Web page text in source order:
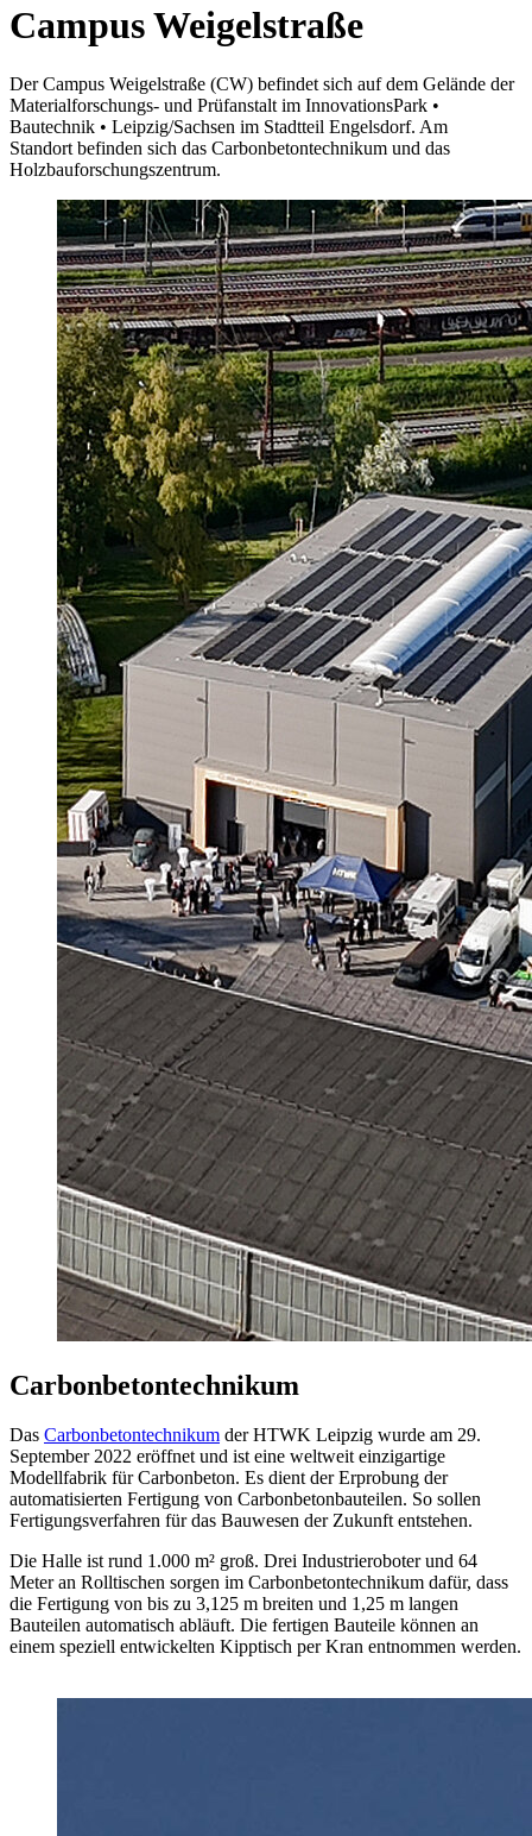
Campus Weigelstraße
Der Campus Weigelstraße (CW) befindet sich auf dem Gelände der
Materialforschungs- und Prüfanstalt im InnovationsPark •
Bautechnik • Leipzig/Sachsen im Stadtteil Engelsdorf. Am
Standort befinden sich das Carbonbetontechnikum und das
Holzbauforschungszentrum.
Carbonbetontechnikum
Das Carbonbetontechnikum der HTWK Leipzig wurde am 29.
September 2022 eröffnet und ist eine weltweit einzigartige
Modellfabrik für Carbonbeton. Es dient der Erprobung der
automatisierten Fertigung von Carbonbetonbauteilen. So sollen
Fertigungsverfahren für das Bauwesen der Zukunft entstehen.
Die Halle ist rund 1.000 m² groß. Drei Industrieroboter und 64
Meter an Rolltischen sorgen im Carbonbetontechnikum dafür, dass
die Fertigung von bis zu 3,125 m breiten und 1,25 m langen
Bauteilen automatisch abläuft. Die fertigen Bauteile können an
einem speziell entwickelten Kipptisch per Kran entnommen werden.